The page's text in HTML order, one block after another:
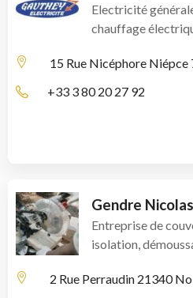
Electricité
chauffage
15 Rue Nicéphore Niépce
+33 3 80 20 27 92
Gendre Nicolas
Entreprise de
isolation,
2 Rue Perraudin 21340